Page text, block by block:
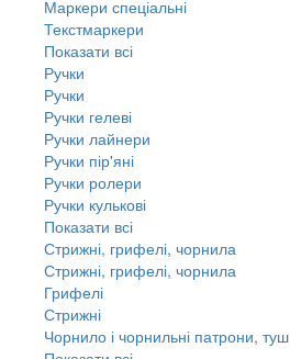
Маркери спеціальні
Текстмаркери
Показати всі
Ручки
Ручки
Ручки гелеві
Ручки лайнери
Ручки пір'яні
Ручки ролери
Ручки кулькові
Показати всі
Стрижні, грифелі, чорнила
Стрижні, грифелі, чорнила
Грифелі
Стрижні
Чорнило і чорнильні патрони, туш